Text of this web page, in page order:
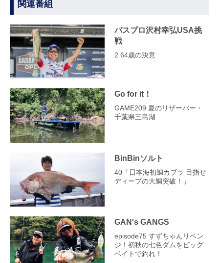
関連番組
バスプロ沢村幸弘USA挑
戦
2 64歳の決意
Go for it！
GAME209 夏のリザーバー・
千葉県三島湖
BinBinソルト
40「日本海初鯛カブラ 目指せ
ディープの大鯛突破！」
GAN's GANGS
episode75 すずちゃんリベン
ジ！初秋の七色ダムをビッグ
ベイトで釣れ！